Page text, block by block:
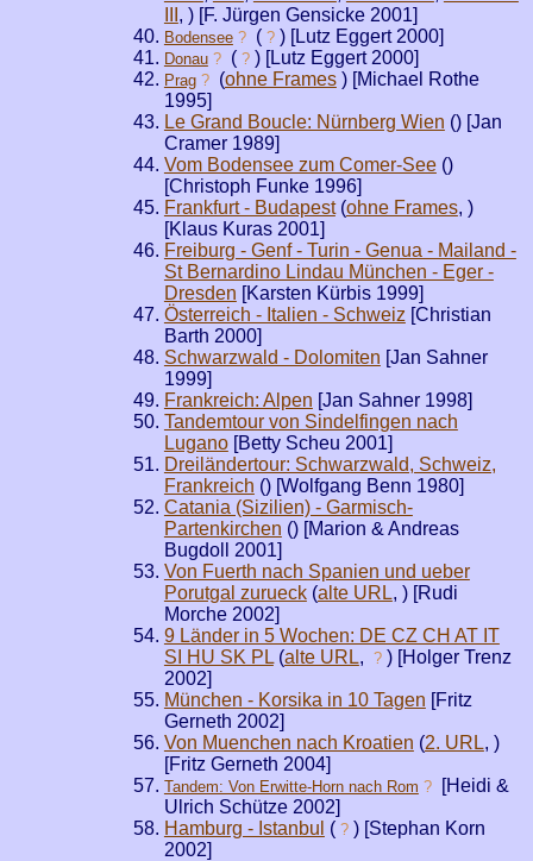
, ) [F. Jürgen Gensicke 2001]
Bodensee? (? ) [Lutz Eggert 2000]
Donau? (? ) [Lutz Eggert 2000]
Prag? (ohne Frames ) [Michael Rothe
1995]
Le Grand Boucle: Nürnberg Wien () [Jan
Cramer 1989]
Vom Bodensee zum Comer-See()
[Christoph Funke 1996]
Frankfurt - Budapest(ohne Frames, )
[Klaus Kuras 2001]
Freiburg - Genf - Turin - Genua - Mailand -
St Bernardino Lindau München - Eger -
Dresden [Karsten Kürbis 1999]
Österreich - Italien - Schweiz [Christian
Barth 2000]
Schwarzwald - Dolomiten [Jan Sahner
1999]
Frankreich: Alpen [Jan Sahner 1998]
Tandemtour von Sindelfingen nach
Lugano[Betty Scheu 2001]
Dreiländertour: Schwarzwald, Schweiz,
Frankreich () [Wolfgang Benn 1980]
Catania (Sizilien) - Garmisch-
Partenkirchen () [Marion & Andreas
Bugdoll 2001]
Von Fuerth nach Spanien und ueber
Porutgal zurueck(alte URL, ) [Rudi
Morche 2002]
9 Länder in 5 Wochen: DE CZ CH AT IT
SI HU SK PL(alte URL, ? ) [Holger Trenz
2002]
München - Korsika in 10 Tagen [Fritz
Gerneth 2002]
Von Muenchen nach Kroatien (2. URL, )
[Fritz Gerneth 2004]
Tandem: Von Erwitte-Horn nach Rom ?
[Heidi &
Ulrich Schütze 2002]
Hamburg - Istanbul (? ) [Stephan Korn
2002]